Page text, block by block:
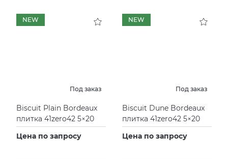
NEW
Под заказ
Biscuit Plain Bordeaux
плитка 41zero42 5×20
Цена по запросу
NEW
Под заказ
Biscuit Dune Bordeaux
плитка 41zero42 5×20
Цена по запросу